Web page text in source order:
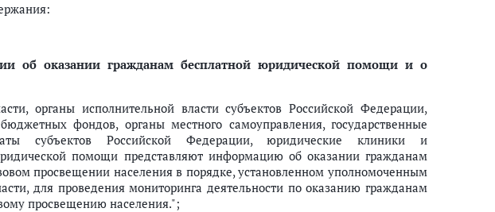
об оказании гражданам бесплатной юридической помощи и о
органы исполнительной власти субъектов Российской Федерации,
фондов, органы местного самоуправления, государственные
субъектов Российской Федерации, юридические клиники и
помощи представляют информацию об оказании гражданам
просвещении населения в порядке, установленном уполномоченным
для проведения мониторинга деятельности по оказанию гражданам
просвещению населения.";